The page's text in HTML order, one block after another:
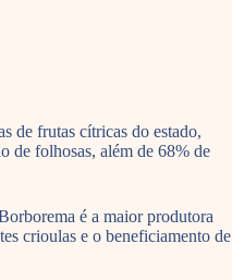
de frutas cítricas do estado,
de folhosas, além de 68% de
é a maior produtora
crioulas e o beneficiamento de